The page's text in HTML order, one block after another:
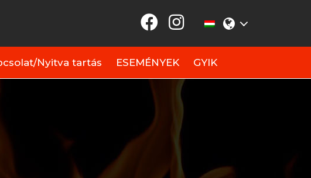
Nyitva tartás ESEMÉNYEK GYIK